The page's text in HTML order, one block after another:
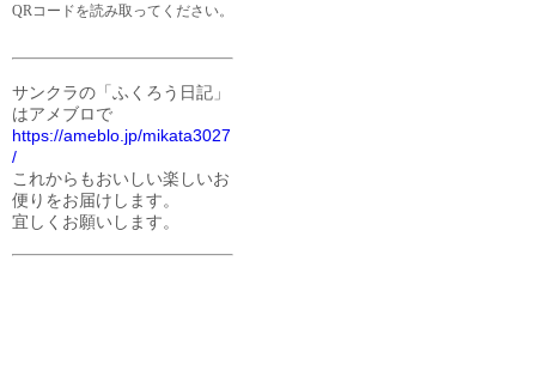
QRコードを読み取ってください。
サンクラの「ふくろう日記」
はアメブロで
https://ameblo.jp/mikata3027
/
これからもおいしい楽しいお
便りをお届けします。
宜しくお願いします。